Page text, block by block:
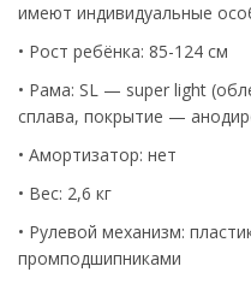
имеют индивидуальные
• Рост ребёнка: 85-124 см
• Рама: SL — super light
сплава, покрытие —
• Амортизатор: нет
• Вес: 2,6 кг
• Рулевой механизм:
промподшипниками